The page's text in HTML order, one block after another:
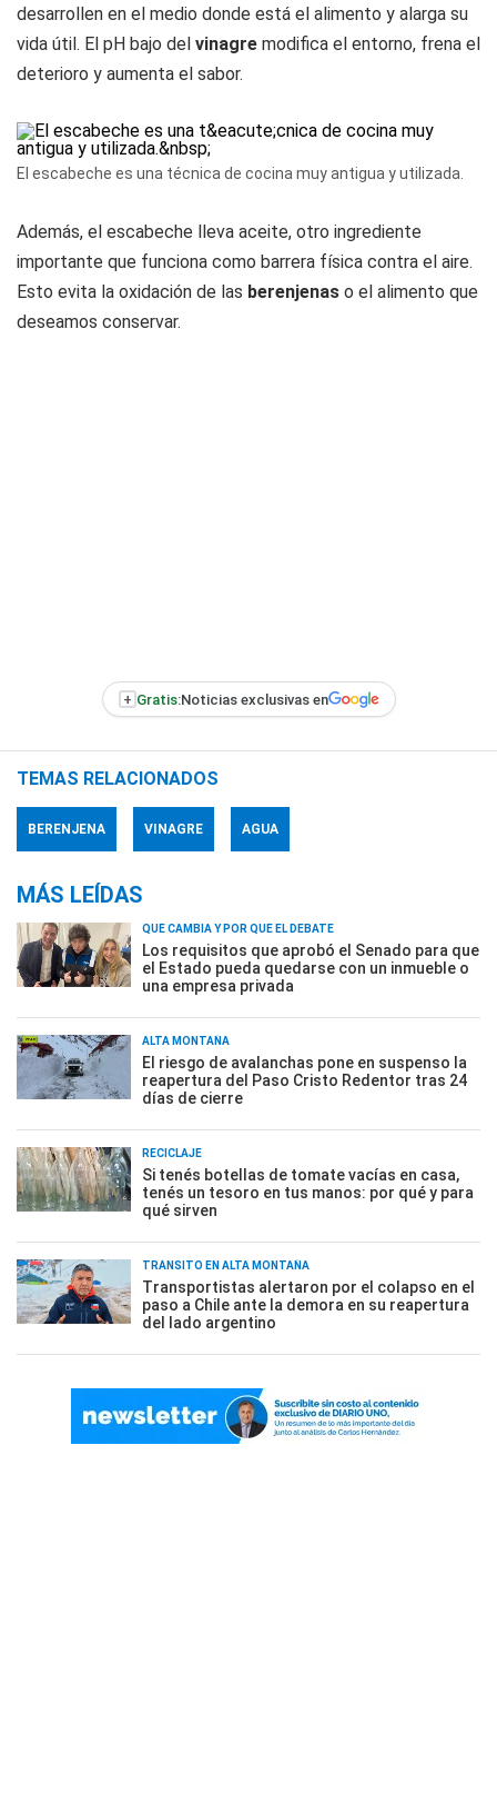
desarrollen en el medio donde está el alimento y alarga su
vida útil. El pH bajo del vinagre modifica el entorno, frena el
deterioro y aumenta el sabor.
El escabeche es una técnica de cocina muy antigua y utilizada.
Además, el escabeche lleva aceite, otro ingrediente
importante que funciona como barrera física contra el aire.
Esto evita la oxidación de las berenjenas o el alimento que
deseamos conservar.
+ Gratis:Noticias exclusivas en
TEMAS RELACIONADOS
BERENJENA VINAGRE AGUA
MÁS LEÍDAS
QUÉ CAMBIA Y POR QUÉ EL DEBATE
Los requisitos que aprobó el Senado para que
el Estado pueda quedarse con un inmueble o
una empresa privada
ALTA MONTAÑA
El riesgo de avalanchas pone en suspenso la
reapertura del Paso Cristo Redentor tras 24
días de cierre
RECICLAJE
Si tenés botellas de tomate vacías en casa,
tenés un tesoro en tus manos: por qué y para
qué sirven
TRÁNSITO EN ALTA MONTAÑA
Transportistas alertaron por el colapso en el
paso a Chile ante la demora en su reapertura
del lado argentino